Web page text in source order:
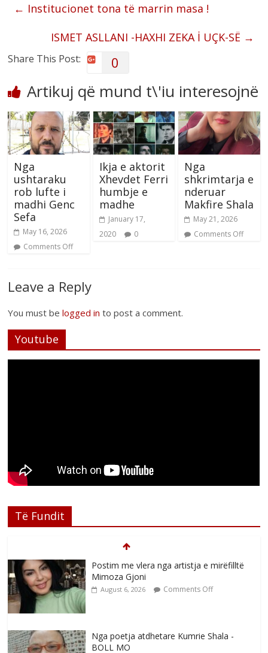
← Institucionet tona të marrin masa !
ISMET ASLLANI -HAXHI ZEKA İ UÇK-SË →
Share This Post: 0
Artikuj që mund t\'iu interesojnë
Nga
ushtaraku
rob lufte i
madhi Genc
Sefa
May 16, 2026
Comments Off
Ikja e aktorit
Xhevdet Ferri
humbje e
madhe
January 17,
2020
0
Nga
shkrimtarja e
nderuar
Makfire Shala
May 21, 2026
Comments Off
Leave a Reply
You must belogged in to post a comment.
Youtube
Të Fundit
Postim me vlera nga artistja e mirëfilltë
Mimoza Gjoni
August 6, 2026 Comments Off
Nga poetja atdhetare Kumrie Shala -
BOLL MO